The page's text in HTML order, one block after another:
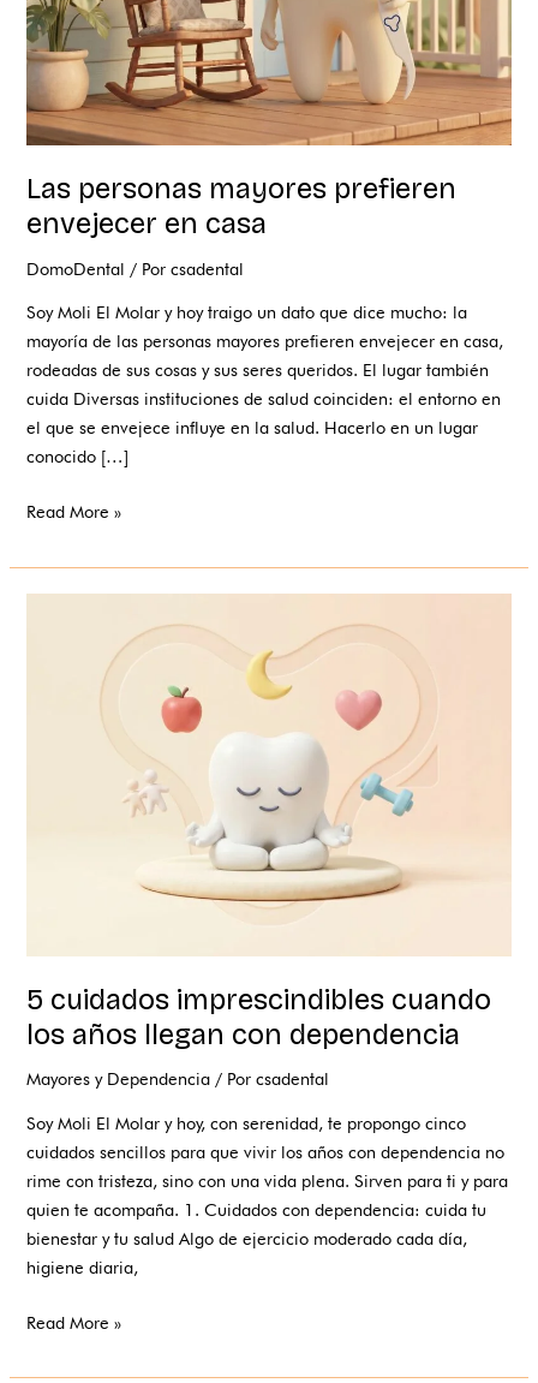
Las personas mayores prefieren
envejecer en casa
DomoDental / Porcsadental
Soy Moli El Molar y hoy traigo un dato que dice mucho: la
mayoría de las personas mayores prefieren envejecer en casa,
rodeadas de sus cosas y sus seres queridos. El lugar también
cuida Diversas instituciones de salud coinciden: el entorno en
el que se envejece influye en la salud. Hacerlo en un lugar
conocido […]
Read More »
5 cuidados imprescindibles cuando
los años llegan con dependencia
Mayores y Dependencia / Porcsadental
Soy Moli El Molar y hoy, con serenidad, te propongo cinco
cuidados sencillos para que vivir los años con dependencia no
rime con tristeza, sino con una vida plena. Sirven para ti y para
quien te acompaña. 1. Cuidados con dependencia: cuida tu
bienestar y tu salud Algo de ejercicio moderado cada día,
higiene diaria,
imprescindibles
Read More »